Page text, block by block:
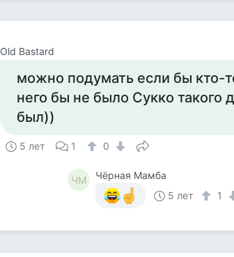
Old Bastard
можно подумать если бы кто-
него бы не было Сукко такого
был))
5 лет 1 0
ЧМ
Чёрная Мамба
5 лет
1